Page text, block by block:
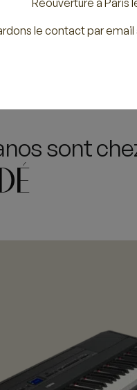
sont
le contact par email